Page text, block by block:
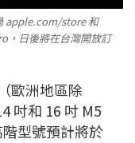
apple.com/store 和
，日後將在台灣開放訂
歐洲地區除
吋和 16 吋 M5
型號預計將於